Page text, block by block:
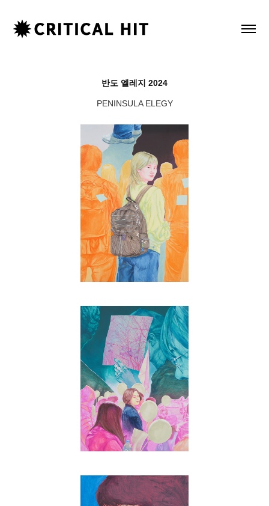
반도 엘레지 2024
PENINSULA ELEGY